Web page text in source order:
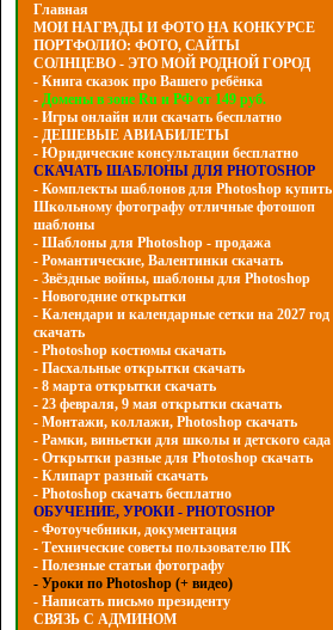
Главная
МОИ НАГРАДЫ И ФОТО НА КОНКУРСЕ
ПОРТФОЛИО: ФОТО, САЙТЫ
СОЛНЦЕВО - ЭТО МОЙ РОДНОЙ ГОРОД
- Книга сказок про Вашего ребёнка
- Домены в зоне Ru и РФ от 149 руб.
- Игры онлайн или скачать бесплатно
- ДЕШЕВЫЕ АВИАБИЛЕТЫ
- Юридические консультации бесплатно
СКАЧАТЬ ШАБЛОНЫ ДЛЯ PHOTOSHOP
- Комплекты шаблонов для Photoshop купить
Школьному фотографу отличные фотошоп
шаблоны
- Шаблоны для Photoshop - продажа
- Романтические, Валентинки скачать
- Звёздные войны, шаблоны для Photoshop
- Hовогодние открытки
- Календари и календарные сетки на 2027 год
скачать
- Photoshop костюмы скачать
- Пасхальные открытки скачать
- 8 марта открытки скачать
- 23 февраля, 9 мая открытки скачать
- Монтажи, коллажи, Photoshop скачать
- Рамки, виньетки для школы и детского сада
- Открытки разные для Photoshop скачать
- Клипарт разный скачать
- Photoshop скачать бесплатно
ОБУЧЕНИЕ, УРОКИ - PHOTOSHOP
- Фотоучебники, документация
- Технические советы пользователю ПК
- Полезные статьи фотографу
- Уроки по Photoshop (+ видео)
- Написать письмо президенту
СВЯЗЬ С АДМИНОМ